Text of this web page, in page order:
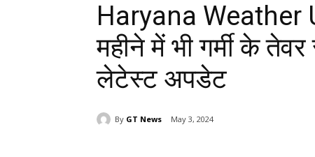
Haryana Weather
महीने में भी गर्मी के
लेटेस्ट अपडेट
By GT News May 3, 2024